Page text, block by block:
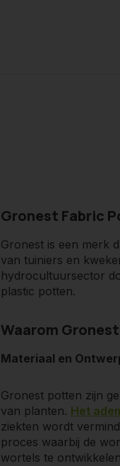
Gronest Fabric
Gronest is een merk
van tuiniers en
hydrocultuursector
plastic potten.
Waarom
Materiaal en
Gronest potten zijn
van planten. Het
ziekten wordt
proces waarbij de
wortels te